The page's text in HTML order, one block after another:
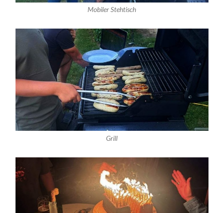
Mobiler Stehtisch
Grill